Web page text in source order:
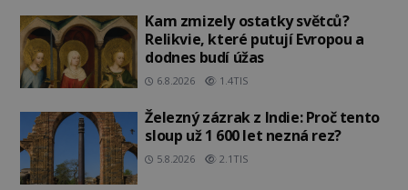
Kam zmizely ostatky světců?
Relikvie, které putují Evropou a
dodnes budí úžas
6.8.2026 1.4TIS
Železný zázrak z Indie: Proč tento
sloup už 1 600 let nezná rez?
5.8.2026 2.1TIS